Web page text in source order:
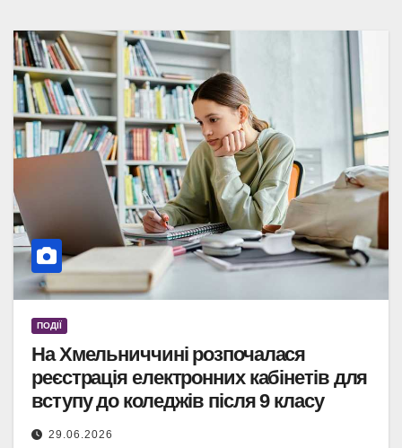
ПОДІЇ
На Хмельниччині розпочалася
реєстрація електронних кабінетів для
вступу до коледжів після 9 класу
29.06.2026